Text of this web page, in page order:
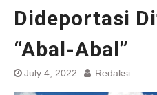
Dideportasi
“Abal-Abal”
July 4, 2022 Redaksi